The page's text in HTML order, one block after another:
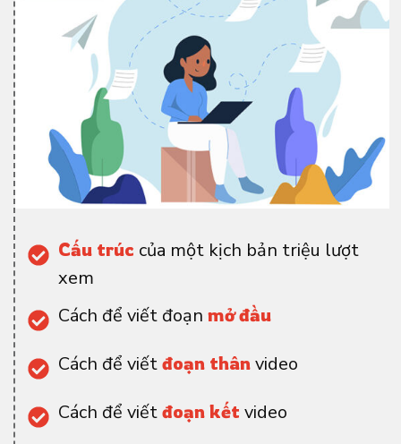
Cấu trúc của một kịch bản triệu lượt
xem
Cách để viết đoạn mở đầu
Cách để viết đoạn thân video
Cách để viết đoạn kết video